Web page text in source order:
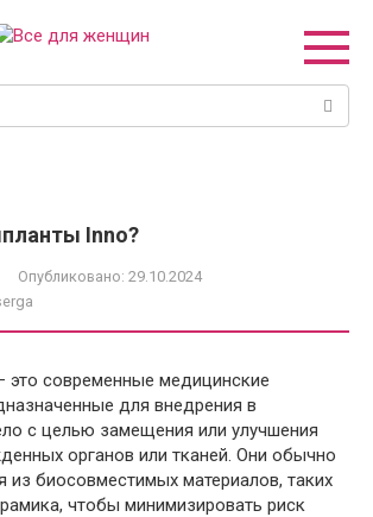
Inno?
Опубликовано: 29.10.2024
это современные медицинские
для внедрения в
с целью замещения или улучшения
органов или тканей. Они обычно
из биосовместимых материалов, таких
чтобы минимизировать риск